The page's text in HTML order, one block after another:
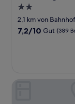
2.0-
Sterne-
Unterkunft
2,1 km von
7.2
7,2/10 Gut (389